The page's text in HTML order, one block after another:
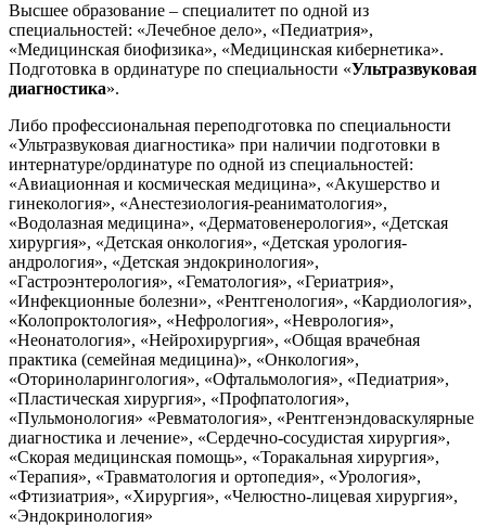
Высшее образование – специалитет по одной из
специальностей: «Лечебное дело», «Педиатрия»,
«Медицинская биофизика», «Медицинская кибернетика».
Подготовка в ординатуре по специальности «Ультразвуковая
диагностика».
Либо профессиональная переподготовка по специальности
«Ультразвуковая диагностика» при наличии подготовки в
интернатуре/ординатуре по одной из специальностей:
«Авиационная и космическая медицина», «Акушерство и
гинекология», «Анестезиология-реаниматология»,
«Водолазная медицина», «Дерматовенерология», «Детская
хирургия», «Детская онкология», «Детская урология-
андрология», «Детская эндокринология»,
«Гастроэнтерология», «Гематология», «Гериатрия»,
«Инфекционные болезни», «Рентгенология», «Кардиология»,
«Колопроктология», «Нефрология», «Неврология»,
«Неонатология», «Нейрохирургия», «Общая врачебная
практика (семейная медицина)», «Онкология»,
«Оториноларингология», «Офтальмология», «Педиатрия»,
«Пластическая хирургия», «Профпатология»,
«Пульмонология» «Ревматология», «Рентгенэндоваскулярные
диагностика и лечение», «Сердечно-сосудистая хирургия»,
«Скорая медицинская помощь», «Торакальная хирургия»,
«Терапия», «Травматология и ортопедия», «Урология»,
«Фтизиатрия», «Хирургия», «Челюстно-лицевая хирургия»,
«Эндокринология»